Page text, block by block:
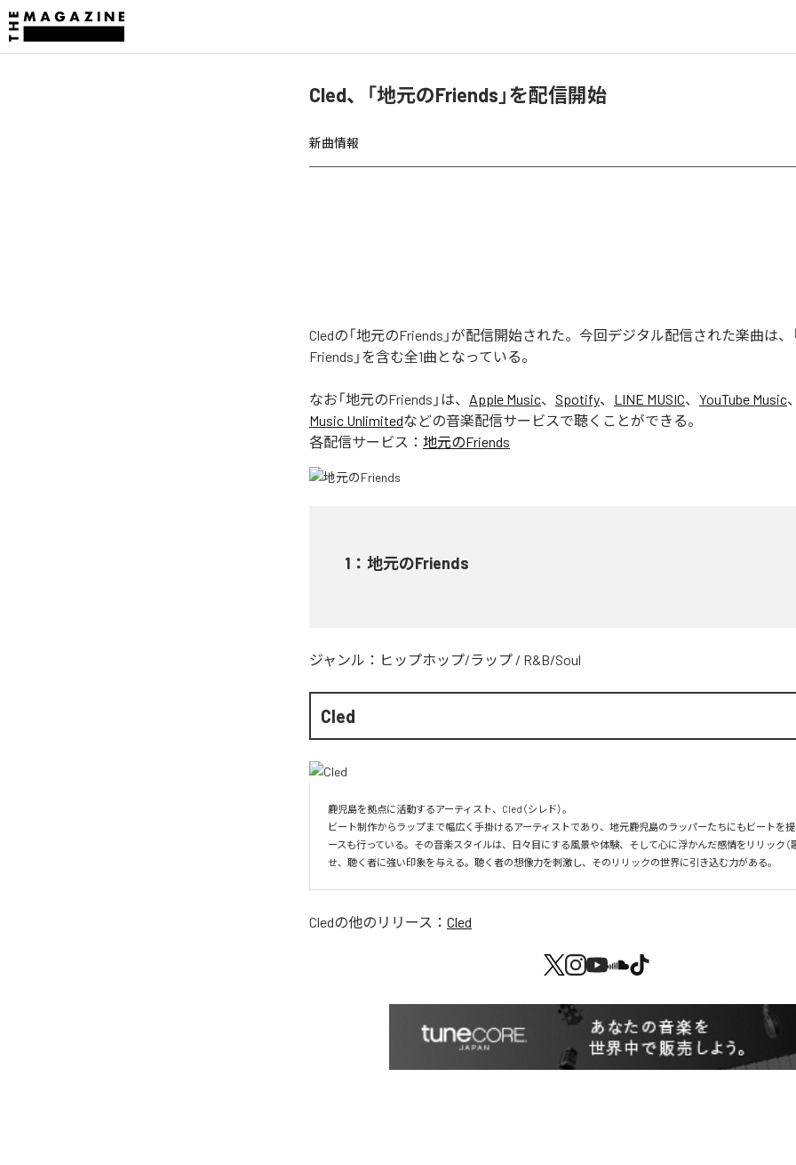
Cled、「地元のFriends」を配信開始
新曲情報
Cledの「地元のFriends」が配信開始された。今回デジタル配信された楽曲は、
Friends」を含む全1曲となっている。
なお「地元のFriends 」は、 Apple Music、 Spotify、 LINE MUSIC、 YouTube Music、
Music Unlimitedなどの音楽配信サービスで聴くことができる。
各配信サービス： 地元のFriends
1 ： 地元のFriends
ジャンル： ヒップホップ/ラップ / R&B/Soul
Cled
鹿児島を拠点に活動するアーティスト、Cled（シレド）。
ビート制作からラップまで幅広く手掛けるアーティストであり、地元鹿児島のラッパーたちにもビートを
ースも行っている。その音楽スタイルは、日々目にする風景や体験、そして心に浮かんだ感情をリリック（
せ、聴く者に強い印象を与える。聴く者の想像力を刺激し、そのリリックの世界に引き込む力がある。
Cledの他のリリース： Cled